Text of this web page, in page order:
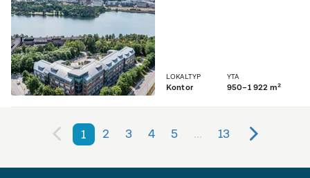
LOKALTYP
Kontor
YTA
950–1 922 m²
1 2 3 4 5 ... 13